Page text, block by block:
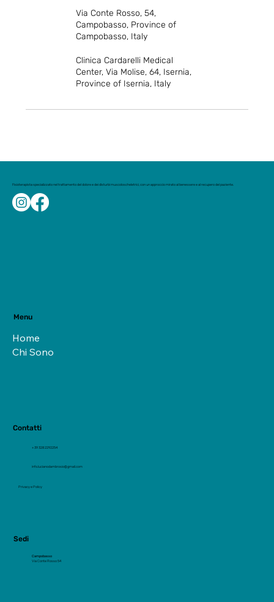
Via Conte Rosso, 54,
Campobasso, Province of
Campobasso, Italy
Clinica Cardarelli Medical
Center, Via Molise, 64, Isernia,
Province of Isernia, Italy
Fisioterapista specializzato nel trattamento del dolore e dei disturbi muscoloscheletrici, con un approccio mirato al benessere e al recupero del paziente.
Menu
Home
Chi Sono
Contatti
+39 328 2292254
info.lucianodambrosio@gmail.com
Privacy e Policy
Sedi
Campobasso
Via Conte Rosso 54